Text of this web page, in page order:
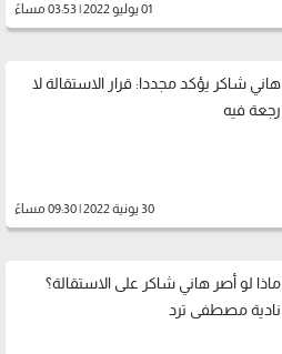
01 يوليو 2022 | 03:53 مساءً
هاني شاكر يؤكد مجددا: قرار الاستقالة لا
رجعة فيه
30 يونية 2022 | 09:30 مساءً
ماذا لو أصر هاني شاكر على الاستقالة؟
نادية مصطفى ترد